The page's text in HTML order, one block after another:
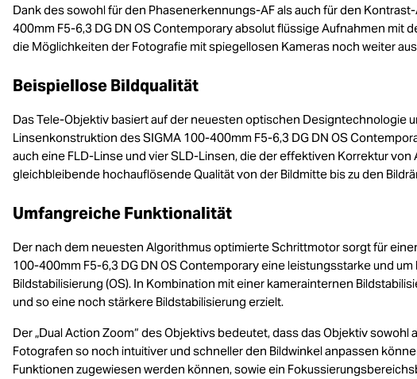
Dank des sowohl für den Phasenerkennungs-AF als auch für den
400mm F5-6,3 DG DN OS Contemporary absolut flüssige Aufnahmen mit
die Möglichkeiten der Fotografie mit spiegellosen Kameras noch weiter
Beispiellose Bildqualität
Das Tele-Objektiv basiert auf der neuesten optischen Designtechnologie
Linsenkonstruktion des SIGMA 100-400mm F5-6,3 DG DN OS
auch eine FLD-Linse und vier SLD-Linsen, die der effektiven Korrektur
gleichbleibende hochauflösende Qualität von der Bildmitte bis zu den
Umfangreiche Funktionalität
Der nach dem neuesten Algorithmus optimierte Schrittmotor sorgt für
100-400mm F5-6,3 DG DN OS Contemporary eine leistungsstarke und
Bildstabilisierung (OS). In Kombination mit einer kamerainternen
und so eine noch stärkere Bildstabilisierung erzielt.
Der „Dual Action Zoom“ des Objektivs bedeutet, dass das Objektiv
Fotografen so noch intuitiver und schneller den Bildwinkel anpassen
Funktionen zugewiesen werden können, sowie ein